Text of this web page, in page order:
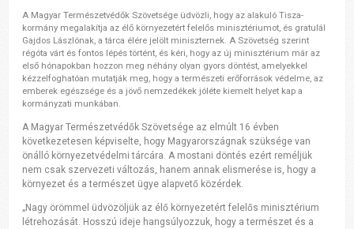
A Magyar Természetvédők Szövetsége üdvözli, hogy az alakuló Tisza-
kormány megalakítja az élő környezetért felelős minisztériumot, és gratulál
Gajdos Lászlónak, a tárca élére jelölt miniszternek. A Szövetség szerint
régóta várt és fontos lépés történt, és kéri, hogy az új minisztérium már az
első hónapokban hozzon meg néhány olyan gyors döntést, amelyekkel
kézzelfoghatóan mutatják meg, hogy a természeti erőforrások védelme, az
emberek egészsége és a jövő nemzedékek jóléte kiemelt helyet kap a
kormányzati munkában.
A Magyar Természetvédők Szövetsége az elmúlt 16 évben
következetesen képviselte, hogy Magyarországnak szüksége van
önálló környezetvédelmi tárcára. A mostani döntés ezért reméljük
nem csak szervezeti változás, hanem annak elismerése is, hogy a
környezet és a természet ügye alapvető közérdek.
„Nagy örömmel üdvözöljük az élő környezetért felelős minisztérium
létrehozását. Hosszú ideje hangsúlyozzuk, hogy a természet és a